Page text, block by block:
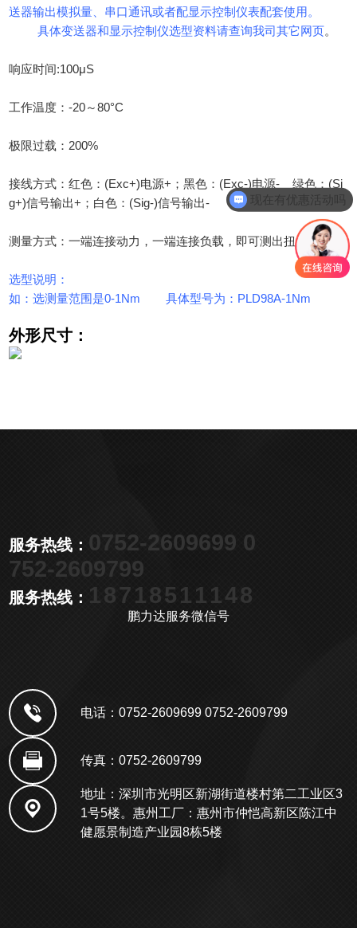
送器输出模拟量、串口通讯或者配显示控制仪表配套使用。
具体变送器和显示控制仪选型资料请查询我司其它网页。
响应时间:100μS
工作温度：-20～80°C
极限过载：200%
接线方式：红色：(Exc+)电源+；黑色：(Exc-)电源- 绿色：(Si
g+)信号输出+；白色：(Sig-)信号输出-
测量方式：一端连接动力，一端连接负载，即可测出扭力值
选型说明：
如：选测量范围是0-1Nm 具体型号为：PLD98A-1Nm
外形尺寸：
服务热线： 0752-2609699 0
752-2609799
服务热线： 18718511148
鹏力达服务微信号
电话：0752-2609699 0752-2609799
传真：0752-2609799
地址：深圳市光明区新湖街道楼村第二工业区3
1号5楼。惠州工厂：惠州市仲恺高新区陈江中
健愿景制造产业园8栋5楼
现在有优惠活动吗